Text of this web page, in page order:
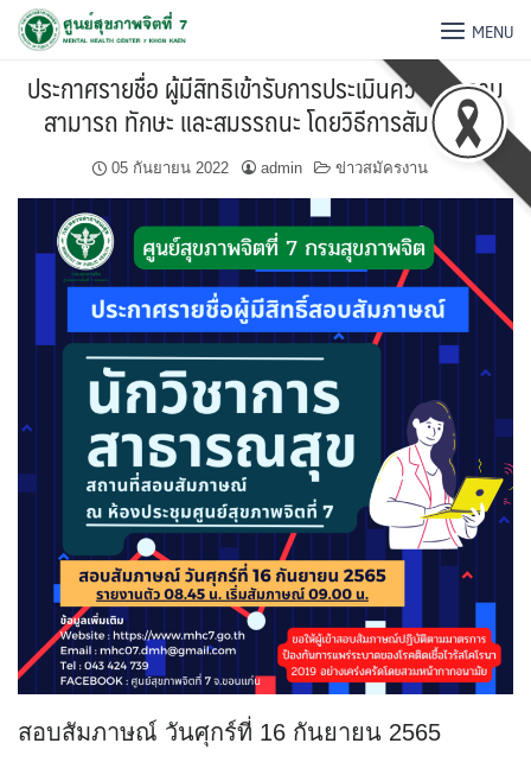
MENU
ประกาศรายชื่อ ผู้มีสิทธิเข้ารับการประเมินความรู้ความ
สามารถ ทักษะ และสมรรถนะ โดยวิธีการสัมภาษณ์
05 กันยายน 2022 admin ข่าวสมัครงาน
สอบสัมภาษณ์ วันศุกร์ที่ 16 กันยายน 2565